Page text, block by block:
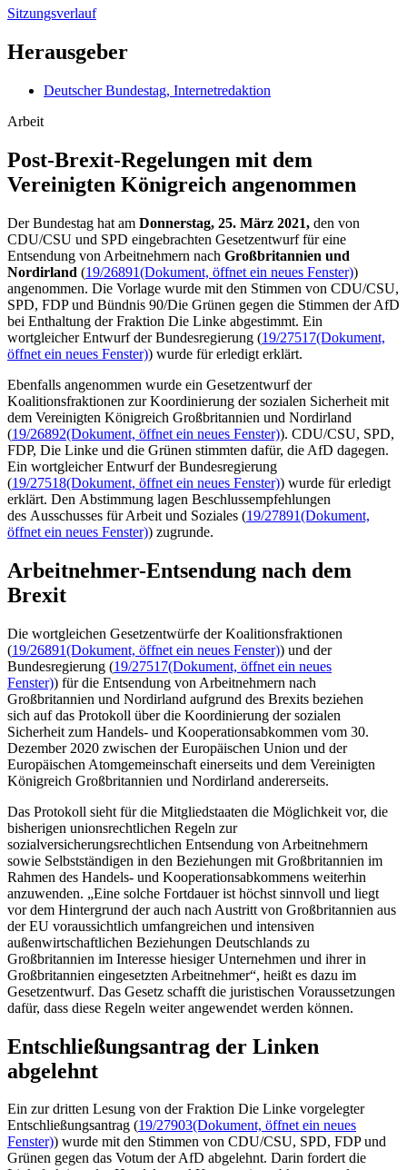
Sitzungsverlauf
Herausgeber
Deutscher Bundestag, Internetredaktion
Arbeit
Post-Brexit-Regelungen mit dem
Vereinigten Königreich angenommen
Der Bundestag hat am Donnerstag, 25. März 2021, den von
CDU/CSU und SPD eingebrachten Gesetzentwurf für eine
Entsendung von Arbeitnehmern nach Großbritannien und
Nordirland (19/26891(Dokument, öffnet ein neues Fenster))
angenommen. Die Vorlage wurde mit den Stimmen von CDU/CSU,
SPD, FDP und Bündnis 90/Die Grünen gegen die Stimmen der AfD
bei Enthaltung der Fraktion Die Linke abgestimmt. Ein
wortgleicher Entwurf der Bundesregierung (19/27517(Dokument,
öffnet ein neues Fenster)) wurde für erledigt erklärt.
Ebenfalls angenommen wurde ein Gesetzentwurf der
Koalitionsfraktionen zur Koordinierung der sozialen Sicherheit mit
dem Vereinigten Königreich Großbritannien und Nordirland
(19/26892(Dokument, öffnet ein neues Fenster)). CDU/CSU, SPD,
FDP, Die Linke und die Grünen stimmten dafür, die AfD dagegen.
Ein wortgleicher Entwurf der Bundesregierung
(19/27518(Dokument, öffnet ein neues Fenster)) wurde für erledigt
erklärt. Den Abstimmung lagen Beschlussempfehlungen
des Ausschusses für Arbeit und Soziales (19/27891(Dokument,
öffnet ein neues Fenster)) zugrunde.
Arbeitnehmer-Entsendung nach dem
Brexit
Die wortgleichen Gesetzentwürfe der Koalitionsfraktionen
(19/26891(Dokument, öffnet ein neues Fenster)) und der
Bundesregierung (19/27517(Dokument, öffnet ein neues
Fenster)) für die Entsendung von Arbeitnehmern nach
Großbritannien und Nordirland aufgrund des Brexits beziehen
sich auf das Protokoll über die Koordinierung der sozialen
Sicherheit zum Handels- und Kooperationsabkommen vom 30.
Dezember 2020 zwischen der Europäischen Union und der
Europäischen Atomgemeinschaft einerseits und dem Vereinigten
Königreich Großbritannien und Nordirland andererseits.
Das Protokoll sieht für die Mitgliedstaaten die Möglichkeit vor, die
bisherigen unionsrechtlichen Regeln zur
sozialversicherungsrechtlichen Entsendung von Arbeitnehmern
sowie Selbstständigen in den Beziehungen mit Großbritannien im
Rahmen des Handels- und Kooperationsabkommens weiterhin
anzuwenden. „Eine solche Fortdauer ist höchst sinnvoll und liegt
vor dem Hintergrund der auch nach Austritt von Großbritannien aus
der EU voraussichtlich umfangreichen und intensiven
außenwirtschaftlichen Beziehungen Deutschlands zu
Großbritannien im Interesse hiesiger Unternehmen und ihrer in
Großbritannien eingesetzten Arbeitnehmer“, heißt es dazu im
Gesetzentwurf. Das Gesetz schafft die juristischen Voraussetzungen
dafür, dass diese Regeln weiter angewendet werden können.
Entschließungsantrag der Linken
abgelehnt
Ein zur dritten Lesung von der Fraktion Die Linke vorgelegter
Entschließungsantrag (19/27903(Dokument, öffnet ein neues
Fenster)) wurde mit den Stimmen von CDU/CSU, SPD, FDP und
Grünen gegen das Votum der AfD abgelehnt. Darin fordert die